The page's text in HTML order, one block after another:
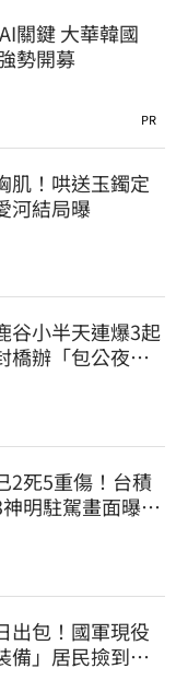
關鍵 大華韓國
勢開募
PR
肌！哄送玉鐲定
河結局曝
谷小半天連爆3起
辦「包公夜
死5重傷！台積
明駐駕畫面曝
出包！國軍現役
備」居民撿到零